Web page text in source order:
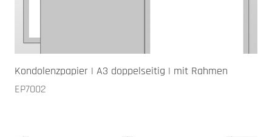
Kondolenzpapier | A3 doppelseitig | mit Rahmen
EP7002